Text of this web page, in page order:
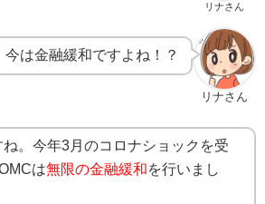
リナさん
リナさん
今は金融緩和ですよね！？
ね。今年3月のコロナショックを受
は無限の金融緩和を行いまし